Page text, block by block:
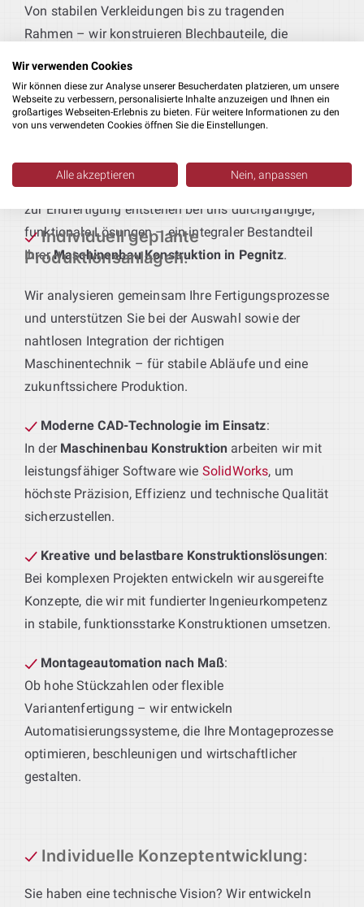
Von stabilen Verkleidungen bis zu tragenden
Rahmen – wir konstruieren Blechbauteile, die
Qualitätsstandards angepasst sind.
Technik für maßgeschneiderte
Sie geben das Produkt vor – wir liefern die passende
Anlagentechnik. Vom ersten Bearbeitungsschritt bis
zur Endfertigung entstehen bei uns durchgängige,
funktionale Lösungen – ein integraler Bestandteil
IhrerMaschinenbau Konstruktion in Pegnitz.
Individuell geplante
Produktionsanlagen:
Wir analysieren gemeinsam Ihre Fertigungsprozesse
und unterstützen Sie bei der Auswahl sowie der
nahtlosen Integration der richtigen
Maschinentechnik – für stabile Abläufe und eine
zukunftssichere Produktion.
Moderne CAD-Technologie im Einsatz:
In der Maschinenbau Konstruktion arbeiten wir mit
leistungsfähiger Software wie SolidWorks, um
höchste Präzision, Effizienz und technische Qualität
sicherzustellen.
Kreative und belastbare Konstruktionslösungen:
Bei komplexen Projekten entwickeln wir ausgereifte
Konzepte, die wir mit fundierter Ingenieurkompetenz
in stabile, funktionsstarke Konstruktionen umsetzen.
Montageautomation nach Maß:
Ob hohe Stückzahlen oder flexible
Variantenfertigung – wir entwickeln
Automatisierungssysteme, die Ihre Montageprozesse
optimieren, beschleunigen und wirtschaftlicher
gestalten.
Individuelle Konzeptentwicklung:
Sie haben eine technische Vision? Wir entwickeln
Wir verwenden Cookies
Wir können diese zur Analyse unserer Besucherdaten platzieren, um unsere
Webseite zu verbessern, personalisierte Inhalte anzuzeigen und Ihnen ein
großartiges Webseiten-Erlebnis zu bieten. Für weitere Informationen zu den
von uns verwendeten Cookies öffnen Sie die Einstellungen.
Alle akzeptieren Nein, anpassen